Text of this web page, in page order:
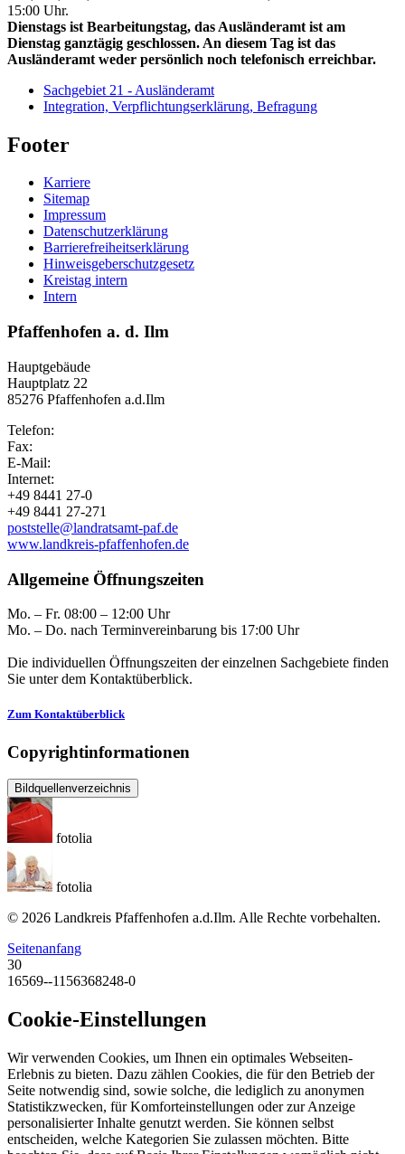
15:00 Uhr.
Dienstags ist Bearbeitungstag, das Ausländeramt ist am
Dienstag ganztägig geschlossen. An diesem Tag ist das
Ausländeramt weder persönlich noch telefonisch erreichbar.
Sachgebiet 21 - Ausländeramt
Integration, Verpflichtungserklärung, Befragung
Footer
Karriere
Sitemap
Impressum
Datenschutzerklärung
Barrierefreiheitserklärung
Hinweisgeberschutzgesetz
Kreistag intern
Intern
Pfaffenhofen a. d. Ilm
Hauptgebäude
Hauptplatz 22
85276 Pfaffenhofen a.d.Ilm
Telefon:
Fax:
E-Mail:
Internet:
+49 8441 27-0
+49 8441 27-271
poststelle@landratsamt-paf.de
www.landkreis-pfaffenhofen.de
Allgemeine Öffnungszeiten
Mo. – Fr. 08:00 – 12:00 Uhr
Mo. – Do. nach Terminvereinbarung bis 17:00 Uhr
Die individuellen Öffnungszeiten der einzelnen Sachgebiete finden
Sie unter dem Kontaktüberblick.
Zum Kontaktüberblick
Copyrightinformationen
Bildquellenverzeichnis
fotolia
fotolia
© 2026 Landkreis Pfaffenhofen a.d.Ilm. Alle Rechte vorbehalten.
Seitenanfang
30
16569--1156368248-0
Cookie-Einstellungen
Wir verwenden Cookies, um Ihnen ein optimales Webseiten-
Erlebnis zu bieten. Dazu zählen Cookies, die für den Betrieb der
Seite notwendig sind, sowie solche, die lediglich zu anonymen
Statistikzwecken, für Komforteinstellungen oder zur Anzeige
personalisierter Inhalte genutzt werden. Sie können selbst
entscheiden, welche Kategorien Sie zulassen möchten. Bitte